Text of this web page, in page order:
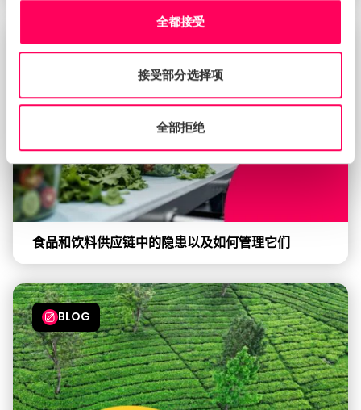
全都接受
接受部分选择项
全部拒绝
BLOG
食品和饮料供应链中的隐患以及如何管理它们
BLOG